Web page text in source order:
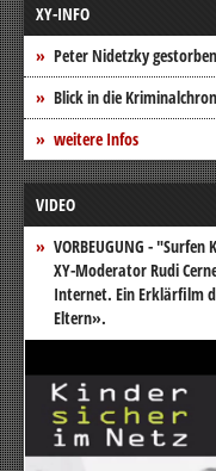
XY-INFO
Peter Nidetzky gestorben
Blick in die
weitere Infos
VIDEO
VORBEUGUNG - "Surfen
XY-Moderator Rudi
Internet. Ein Erklärfilm
Eltern».
Video-